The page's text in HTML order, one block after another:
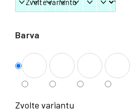
Barva
Zvolte variantu